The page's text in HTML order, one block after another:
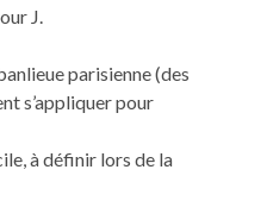
J.
parisienne (des
s’appliquer pour
à définir lors de la